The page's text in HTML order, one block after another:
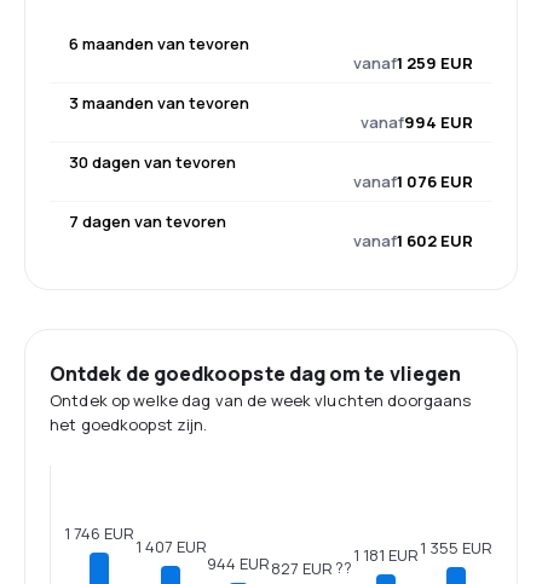
6 maanden van tevoren
vanaf1 259 EUR
3 maanden van tevoren
vanaf994 EUR
30 dagen van tevoren
vanaf1 076 EUR
7 dagen van tevoren
vanaf1 602 EUR
Ontdek de goedkoopste dag om te vliegen
Ontdek op welke dag van de week vluchten doorgaans
het goedkoopst zijn.
1 746 EUR
1 407 EUR
944 EUR827 EUR ??
1 181 EUR1 355 EUR